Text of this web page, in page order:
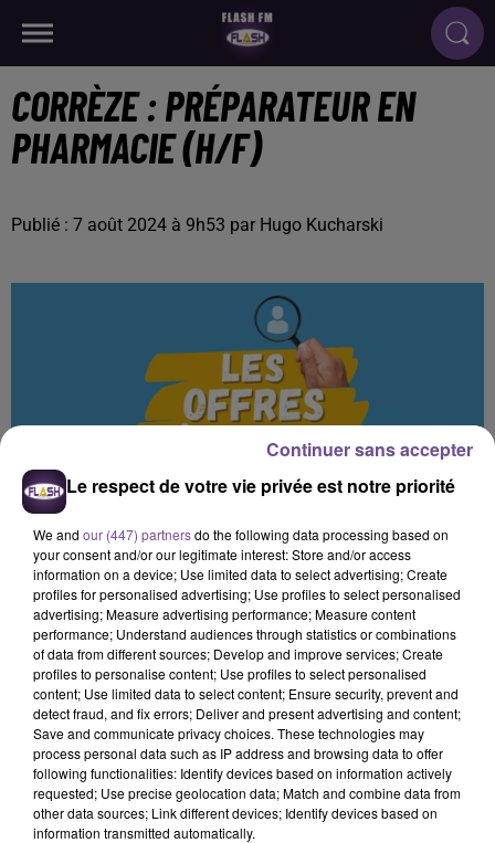
CORRÈZE : PRÉPARATEUR EN
PHARMACIE (H/F)
Publié : 7 août 2024 à 9h53 par Hugo Kucharski
Une entreprise basée à Bort les Orgues
recherche un Préparateur en
Pharmacie (H/F).
Une entreprise basée à Bort les Orgues recherche un
Préparateur en Pharmacie (H/F). Vos missions : assurer la
Le respect de votre vie privée est notre priorité
We and our (447) partnersdo the following data processing based on
your consent and/or our legitimate interest: Store and/or access
information on a device; Use limited data to select advertising; Create
profiles for personalised advertising; Use profiles to select personalised
advertising; Measure advertising performance; Measure content
performance; Understand audiences through statistics or combinations
of data from different sources; Develop and improve services; Create
profiles to personalise content; Use profiles to select personalised
content; Use limited data to select content; Ensure security, prevent and
detect fraud, and fix errors; Deliver and present advertising and content;
Save and communicate privacy choices. These technologies may
process personal data such as IP address and browsing data to offer
following functionalities: Identify devices based on information actively
requested; Use precise geolocation data; Match and combine data from
other data sources; Link different devices; Identify devices based on
information transmitted automatically.
Continuer sans accepter